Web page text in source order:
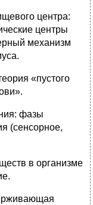
центра:
центры
механизм
«пустого
фазы
(сенсорное,
в организме